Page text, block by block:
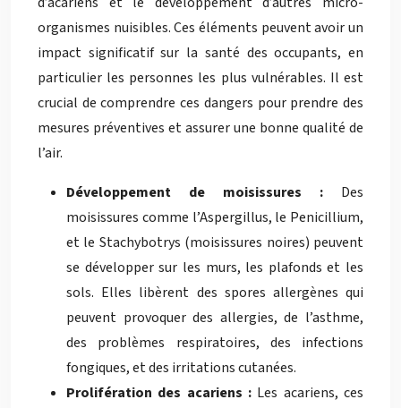
organismes nuisibles. Ces éléments peuvent avoir un
impact significatif sur la santé des occupants, en
particulier les personnes les plus vulnérables. Il est
crucial de comprendre ces dangers pour prendre des
mesures préventives et assurer une bonne qualité de
l’air.
Développement de moisissures : Des
moisissures comme l’Aspergillus, le Penicillium,
et le Stachybotrys (moisissures noires) peuvent
se développer sur les murs, les plafonds et les
sols. Elles libèrent des spores allergènes qui
peuvent provoquer des allergies, de l’asthme,
des problèmes respiratoires, des infections
fongiques, et des irritations cutanées.
Prolifération des acariens : Les acariens, ces